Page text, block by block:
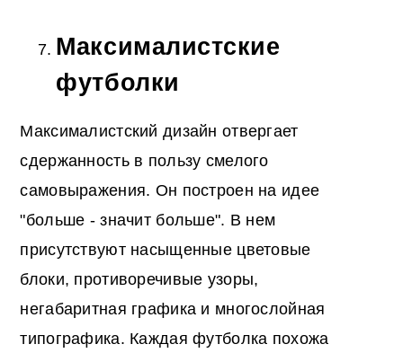
Максималистские
футболки
Максималистский дизайн отвергает
сдержанность в пользу смелого
самовыражения. Он построен на идее
"больше - значит больше". В нем
присутствуют насыщенные цветовые
блоки, противоречивые узоры,
негабаритная графика и многослойная
типографика. Каждая футболка похожа